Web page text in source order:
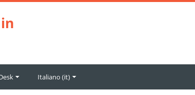
Italiano ‎(it)‎